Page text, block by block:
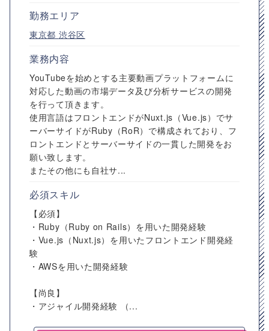
勤務エリア
東京都 渋谷区
業務内容
YouTubeを始めとする主要動画プラットフォームに
対応した動画の市場データ及び分析サービスの開発
を行って頂きます。
使用言語はフロントエンドがNuxt.js（Vue.js）でサ
ーバーサイドがRuby（RoR）で構成されており、フ
ロントエンドとサーバーサイドの一貫した開発をお
願い致します。
またその他にも自社サ...
必須スキル
【必須】
・Ruby（Ruby on Rails）を用いた開発経験
・Vue.js（Nuxt.js）を用いたフロントエンド開発経
験
・AWSを用いた開発経験
【尚良】
・アジャイル開発経験 （...